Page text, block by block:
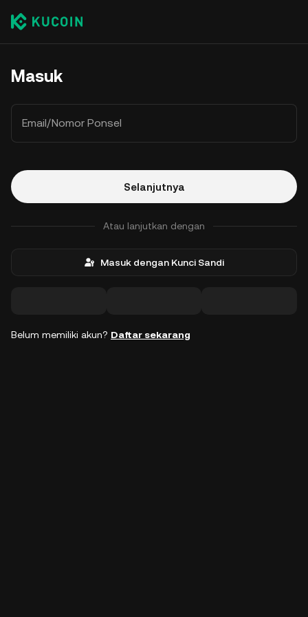
Masuk
Email/Nomor Ponsel
Selanjutnya
Atau lanjutkan dengan
Masuk dengan Kunci Sandi
Belum memiliki akun? Daftar sekarang